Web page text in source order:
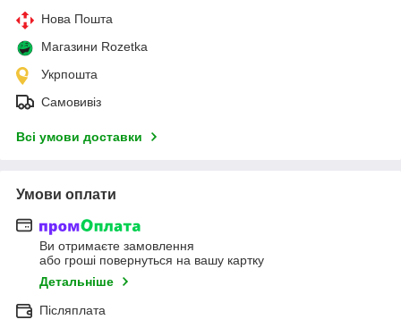
Нова Пошта
Магазини Rozetka
Укрпошта
Самовивіз
Всі умови доставки
Умови оплати
Ви отримаєте замовлення
або гроші повернуться на вашу картку
Детальніше
Післяплата